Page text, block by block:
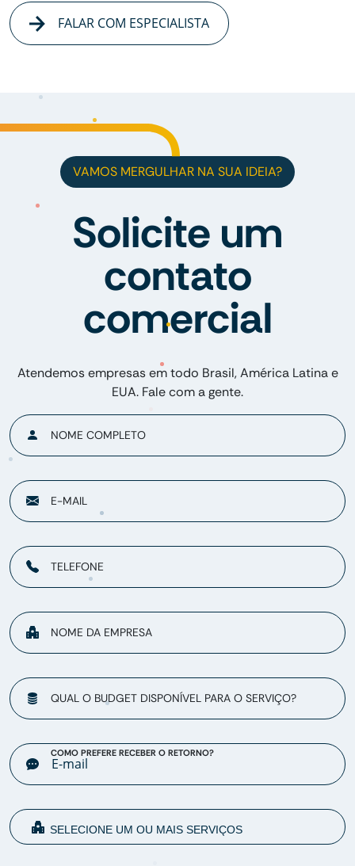
FALAR COM ESPECIALISTA
VAMOS MERGULHAR NA SUA IDEIA?
Solicite um
contato
comercial
Atendemos empresas em todo Brasil, América Latina e
EUA. Fale com a gente.
NOME COMPLETO
E-MAIL
TELEFONE
NOME DA EMPRESA
QUAL O BUDGET DISPONÍVEL PARA O SERVIÇO?
COMO PREFERE RECEBER O RETORNO?